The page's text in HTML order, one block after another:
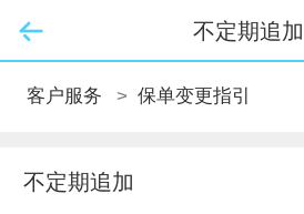
不定期追加
客户服务 > 保单变更指引
不定期追加